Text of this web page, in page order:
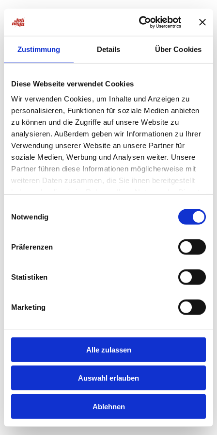
Zustimmung Details Über Cookies
Diese Webseite verwendet Cookies
Wir verwenden Cookies, um Inhalte und Anzeigen zu
personalisieren, Funktionen für soziale Medien anbieten
zu können und die Zugriffe auf unsere Website zu
analysieren. Außerdem geben wir Informationen zu Ihrer
Verwendung unserer Website an unsere Partner für
soziale Medien, Werbung und Analysen weiter. Unsere
Partner führen diese Informationen möglicherweise mit
weiteren Daten zusammen, die Sie ihnen bereitgestellt
Notwendig
Präferenzen
Statistiken
Marketing
Alle zulassen
Auswahl erlauben
Ablehnen
loadingjobninja.com
for more